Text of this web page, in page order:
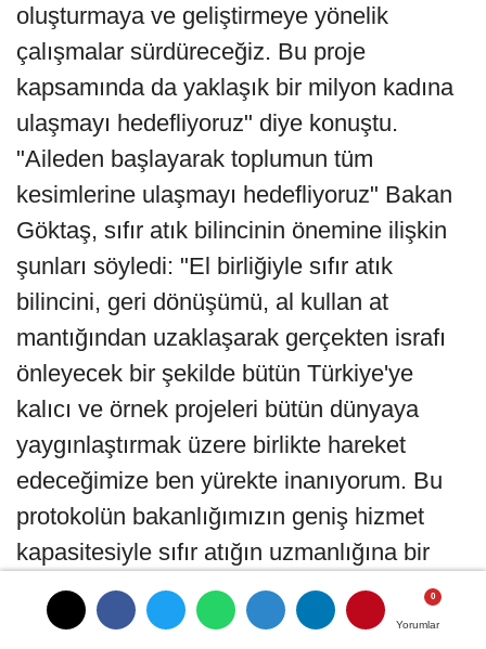
Yorumlar
Yorumlar
oluşturmaya ve geliştirmeye yönelik
çalışmalar sürdüreceğiz. Bu proje
kapsamında da yaklaşık bir milyon kadına
ulaşmayı hedefliyoruz" diye konuştu.
"Aileden başlayarak toplumun tüm
kesimlerine ulaşmayı hedefliyoruz" Bakan
Göktaş, sıfır atık bilincinin önemine ilişkin
şunları söyledi: "El birliğiyle sıfır atık
bilincini, geri dönüşümü, al kullan at
mantığından uzaklaşarak gerçekten israfı
önleyecek bir şekilde bütün Türkiye'ye
kalıcı ve örnek projeleri bütün dünyaya
yaygınlaştırmak üzere birlikte hareket
edeceğimize ben yürekte inanıyorum. Bu
protokolün bakanlığımızın geniş hizmet
kapasitesiyle sıfır atığın uzmanlığına bir
araya getiriyoruz. Böylece sıfır atık
uygulamalarımızı hem daha planlı hem de